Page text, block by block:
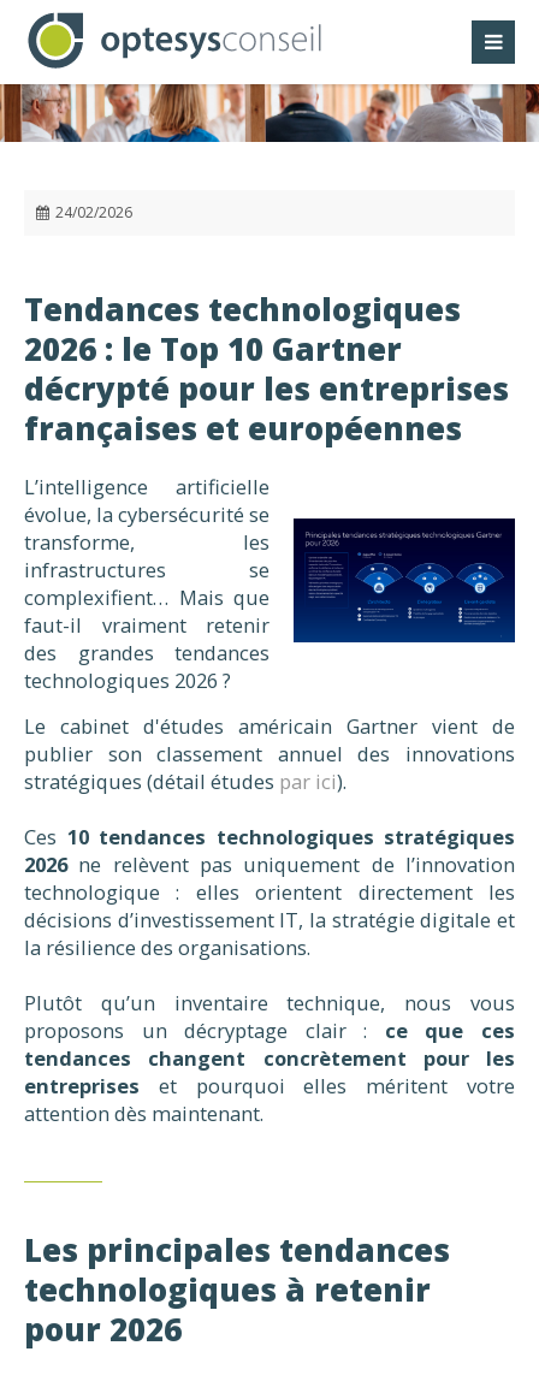
24/02/2026
Tendances technologiques
2026 : le Top 10 Gartner
décrypté pour les entreprises
françaises et européennes
L’intelligence artificielle
évolue, la cybersécurité se
transforme, les
infrastructures se
complexifient… Mais que
faut-il vraiment retenir
des grandes tendances
technologiques 2026 ?
Le cabinet d'études américain Gartner vient de
publier son classement annuel des innovations
stratégiques (détail études par ici).
Ces 10 tendances technologiques stratégiques
2026ne relèvent pas uniquement de l’innovation
technologique : elles orientent directement les
décisions d’investissement IT, la stratégie digitale et
la résilience des organisations.
Plutôt qu’un inventaire technique, nous vous
proposons un décryptage clair : ce que ces
tendances changent concrètement pour les
entreprises et pourquoi elles méritent votre
attention dès maintenant.
Les principales tendances
technologiques à retenir
pour 2026
Panneau de gestion des cookies